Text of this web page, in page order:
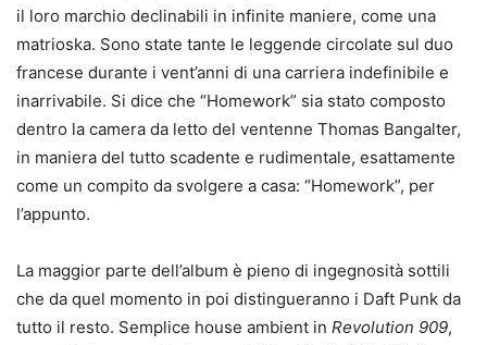
il loro marchio declinabili in infinite maniere, come una
matrioska. Sono state tante le leggende circolate sul duo
francese durante i vent’anni di una carriera indefinibile e
inarrivabile. Si dice che “Homework” sia stato composto
dentro la camera da letto del ventenne Thomas Bangalter,
in maniera del tutto scadente e rudimentale, esattamente
come un compito da svolgere a casa: “Homework”, per
l’appunto.
La maggior parte dell’album è pieno di ingegnosità sottili
che da quel momento in poi distingueranno i Daft Punk da
tutto il resto. Semplice house ambient in Revolution 909,